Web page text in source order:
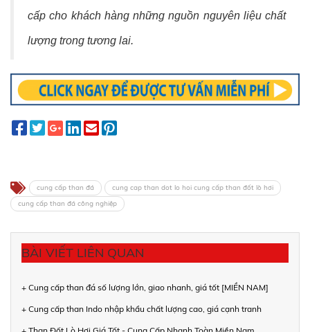
cấp cho khách hàng những nguồn nguyên liệu chất
lượng trong tương lai.
cung cấp than đá
cung cap than dot lo hoi cung cấp than đốt lò hơi
cung cấp than đá công nghiệp
BÀI VIẾT LIÊN QUAN
+ Cung cấp than đá số lượng lớn, giao nhanh, giá tốt [MIỀN NAM]
+ Cung cấp than Indo nhập khẩu chất lượng cao, giá cạnh tranh